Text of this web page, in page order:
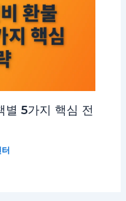
별 5가지 핵심 전